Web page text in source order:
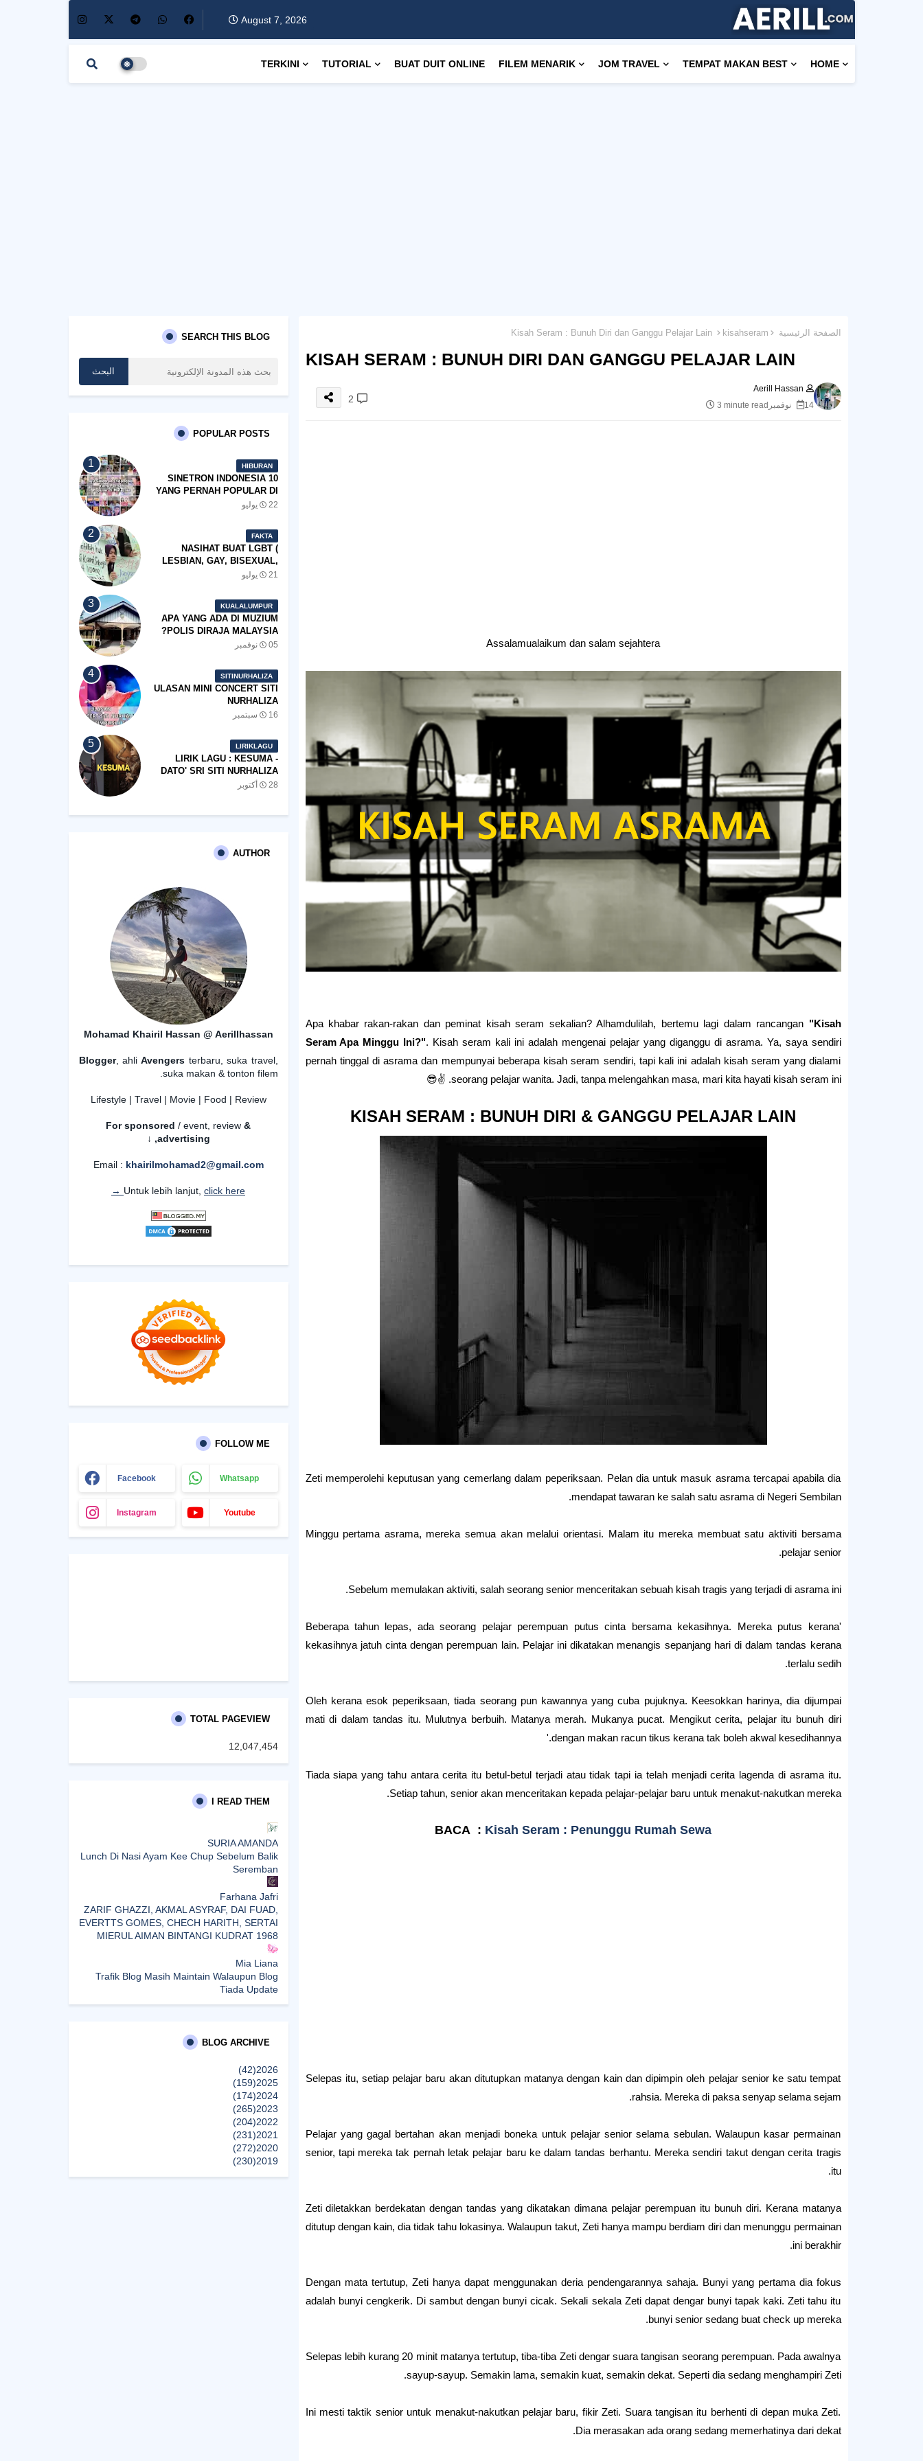
August 7, 2026
HOME
TEMPAT MAKAN BEST
JOM TRAVEL
FILEM MENARIK
BUAT DUIT ONLINE
TUTORIAL
TERKINI
الصفحة الرئيسية kisahseram
Kisah Seram : Bunuh Diri dan Ganggu Pelajar Lain
KISAH SERAM : BUNUH DIRI DAN GANGGU PELAJAR LAIN
Aerill Hassan
14 نوفمبر
3 minute read
2
Assalamualaikum dan salam sejahtera
Apa khabar rakan-rakan dan peminat kisah seram sekalian? Alhamdulilah, bertemu lagi dalam rancangan "Kisah
Seram Apa Minggu Ini?". Kisah seram kali ini adalah mengenai pelajar yang diganggu di asrama. Ya, saya sendiri
pernah tinggal di asrama dan mempunyai beberapa kisah seram sendiri, tapi kali ini adalah kisah seram yang dialami
seorang pelajar wanita. Jadi, tanpa melengahkan masa, mari kita hayati kisah seram ini. ✌😎
KISAH SERAM : BUNUH DIRI & GANGGU PELAJAR LAIN
Zeti memperolehi keputusan yang cemerlang dalam peperiksaan. Pelan dia untuk masuk asrama tercapai apabila dia
mendapat tawaran ke salah satu asrama di Negeri Sembilan.
Minggu pertama asrama, mereka semua akan melalui orientasi. Malam itu mereka membuat satu aktiviti bersama
pelajar senior.
Sebelum memulakan aktiviti, salah seorang senior menceritakan sebuah kisah tragis yang terjadi di asrama ini.
'Beberapa tahun lepas, ada seorang pelajar perempuan putus cinta bersama kekasihnya. Mereka putus kerana
kekasihnya jatuh cinta dengan perempuan lain. Pelajar ini dikatakan menangis sepanjang hari di dalam tandas kerana
terlalu sedih.
Oleh kerana esok peperiksaan, tiada seorang pun kawannya yang cuba pujuknya. Keesokkan harinya, dia dijumpai
mati di dalam tandas itu. Mulutnya berbuih. Matanya merah. Mukanya pucat. Mengikut cerita, pelajar itu bunuh diri
dengan makan racun tikus kerana tak boleh akwal kesedihannya.'
Tiada siapa yang tahu antara cerita itu betul-betul terjadi atau tidak tapi ia telah menjadi cerita lagenda di asrama itu.
Setiap tahun, senior akan menceritakan kepada pelajar-pelajar baru untuk menakut-nakutkan mereka.
BACA : Kisah Seram : Penunggu Rumah Sewa
Selepas itu, setiap pelajar baru akan ditutupkan matanya dengan kain dan dipimpin oleh pelajar senior ke satu tempat
rahsia. Mereka di paksa senyap selama sejam.
Pelajar yang gagal bertahan akan menjadi boneka untuk pelajar senior selama sebulan. Walaupun kasar permainan
senior, tapi mereka tak pernah letak pelajar baru ke dalam tandas berhantu. Mereka sendiri takut dengan cerita tragis
itu.
Zeti diletakkan berdekatan dengan tandas yang dikatakan dimana pelajar perempuan itu bunuh diri. Kerana matanya
ditutup dengan kain, dia tidak tahu lokasinya. Walaupun takut, Zeti hanya mampu berdiam diri dan menunggu permainan
ini berakhir.
Dengan mata tertutup, Zeti hanya dapat menggunakan deria pendengarannya sahaja. Bunyi yang pertama dia fokus
adalah bunyi cengkerik. Di sambut dengan bunyi cicak. Sekali sekala Zeti dapat dengar bunyi tapak kaki. Zeti tahu itu
bunyi senior sedang buat check up mereka.
Selepas lebih kurang 20 minit matanya tertutup, tiba-tiba Zeti dengar suara tangisan seorang perempuan. Pada awalnya
sayup-sayup. Semakin lama, semakin kuat, semakin dekat. Seperti dia sedang menghampiri Zeti.
Ini mesti taktik senior untuk menakut-nakutkan pelajar baru, fikir Zeti. Suara tangisan itu berhenti di depan muka Zeti.
Dia merasakan ada orang sedang memerhatinya dari dekat.
SEARCH THIS BLOG
POPULAR POSTS
HIBURAN
10 SINETRON INDONESIA
YANG PERNAH POPULAR DI
MALAYSIA
22 يوليو
FAKTA
NASIHAT BUAT LGBT (
LESBIAN, GAY, BISEXUAL,
TRANSGENDER)
21 يوليو
KUALALUMPUR
APA YANG ADA DI MUZIUM
POLIS DIRAJA MALAYSIA?
05 نوفمبر
SITINURHALIZA
ULASAN MINI CONCERT SITI
NURHALIZA
#SHOPEEXSIMPLYSITI 2019
16 سبتمبر
LIRIKLAGU
LIRIK LAGU : KESUMA -
DATO' SRI SITI NURHALIZA
28 أكتوبر
AUTHOR
Mohamad Khairil Hassan @ Aerillhassan
Blogger, ahliAvengers terbaru, suka travel,
suka makan & tonton filem.
Lifestyle | Travel | Movie | Food | Review
For sponsored / event, review &
advertising,
↓
Email : khairilmohamad2@gmail.com
Untuk lebih lanjut, click here →
FOLLOW ME
Facebook Whatsapp
Instagram Youtube
TOTAL PAGEVIEW
12,047,454
I READ THEM
SURIA AMANDA
Lunch Di Nasi Ayam Kee Chup Sebelum Balik
Seremban
Farhana Jafri
ZARIF GHAZZI, AKMAL ASYRAF, DAI FUAD,
EVERTTS GOMES, CHECH HARITH, SERTAI
MIERUL AIMAN BINTANGI KUDRAT 1968
Mia Liana
Trafik Blog Masih Maintain Walaupun Blog
Tiada Update
Best New Apps of 2026: 8 Fresh Downloads
Shamiera Osment
Tried Every Cream for Your Pigmentation?
Here's Why Pico Laser Works Differently.
إظهار الكل
BLOG ARCHIVE
2026
(42)
2025
(159)
2024
(174)
2023
(265)
2022
(204)
2021
(231)
2020
(272)
2019
(230)